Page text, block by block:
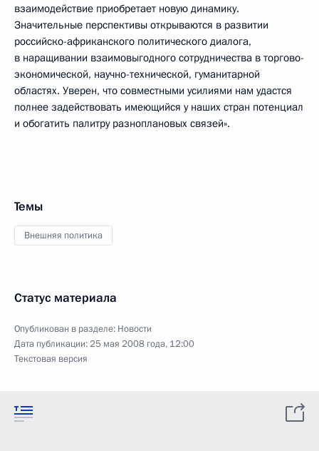
взаимодействие приобретает новую динамику.
Значительные перспективы открываются в развитии
российско-африканского политического диалога,
в наращивании взаимовыгодного сотрудничества в торгово-
экономической, научно-технической, гуманитарной
областях. Уверен, что совместными усилиями нам удастся
полнее задействовать имеющийся у наших стран потенциал
и обогатить палитру разноплановых связей».
Темы
Внешняя политика
Статус материала
Опубликован в разделе: Новости
Дата публикации:25 мая 2008 года, 12:00
Текстовая версия